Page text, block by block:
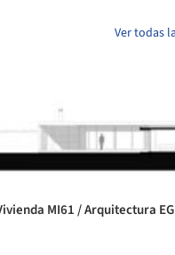
Ver todas
MI61 / Arquitectura